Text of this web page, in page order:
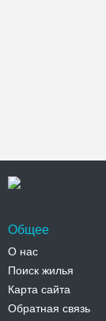
Общее
О нас
Поиск жилья
Карта сайта
Обратная связь